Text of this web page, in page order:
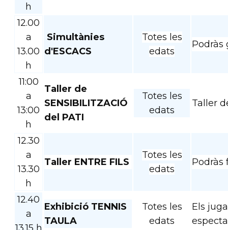
h
12.00
a
13.00
h
Simultànies
d'ESCACS
Totes les
edats
Podràs
11:00
a
13:00
h
Taller de
SENSIBILITZACIÓ
del PATI
Totes les
edats
Taller
12.30
a
13.30
h
Taller ENTRE FILS
Totes les
edats
Podràs
12.40
a
Exhibició TENNIS
TAULA
Totes les
edats
Els